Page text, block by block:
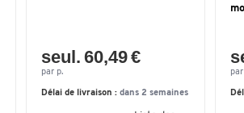
seul. 60,49 €
par p.
Délai de livraison : dans 2 semaines